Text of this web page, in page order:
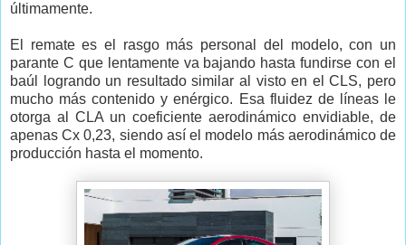
últimamente.
El remate es el rasgo más personal del modelo, con un
parante C que lentamente va bajando hasta fundirse con el
baúl logrando un resultado similar al visto en el CLS, pero
mucho más contenido y enérgico. Esa fluidez de líneas le
otorga al CLA un coeficiente aerodinámico envidiable, de
apenas Cx 0,23, siendo así el modelo más aerodinámico de
producción hasta el momento.